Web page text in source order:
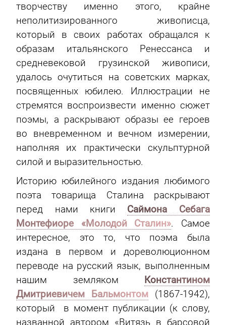
творчеству именно этого, крайне
неполитизированного живописца,
который в своих работах обращался к
образам итальянского Ренессанса и
средневековой грузинской живописи,
удалось очутиться на советских марках,
посвященных юбилею. Иллюстрации не
стремятся воспроизвести именно сюжет
поэмы, а раскрывают образы ее героев
во вневременном и вечном измерении,
наполняя их практически скульптурной
силой и выразительностью.
Историю юбилейного издания любимого
поэта товарища Сталина раскрывают
перед нами книги Саймона Себага
Монтефиоре «Молодой Сталин». Cамое
интересное, это то, что поэма была
издана в первом и дореволюционном
переводе на русский язык, выполненным
нашим земляком
Константином
Дмитриевичем Бальмонтом (1867-1942),
который в момент публикации (к слову,
названной автором «Витязь в барсовой